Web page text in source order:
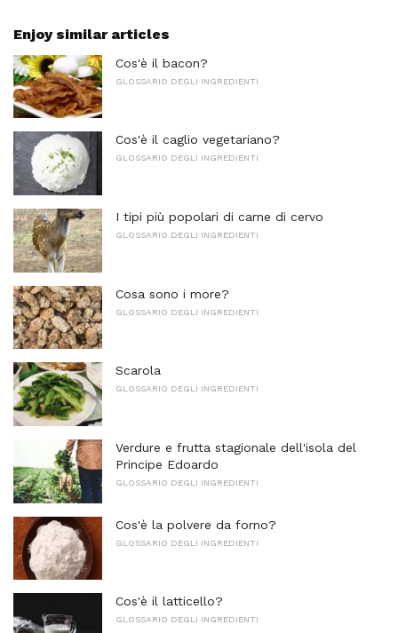
Enjoy similar articles
Cos'è il bacon?
GLOSSARIO DEGLI INGREDIENTI
Cos'è il caglio vegetariano?
GLOSSARIO DEGLI INGREDIENTI
I tipi più popolari di carne di cervo
GLOSSARIO DEGLI INGREDIENTI
Cosa sono i more?
GLOSSARIO DEGLI INGREDIENTI
Scarola
GLOSSARIO DEGLI INGREDIENTI
Verdure e frutta stagionale dell'isola del
Principe Edoardo
GLOSSARIO DEGLI INGREDIENTI
Cos'è la polvere da forno?
GLOSSARIO DEGLI INGREDIENTI
Cos'è il latticello?
GLOSSARIO DEGLI INGREDIENTI